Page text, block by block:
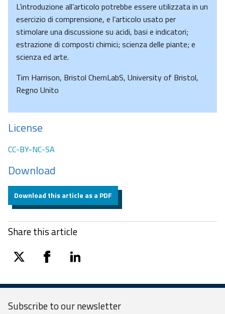
L’introduzione all’articolo potrebbe essere utilizzata in un
esercizio di comprensione, e l’articolo usato per
stimolare una discussione su acidi, basi e indicatori;
estrazione di composti chimici; scienza delle piante; e
scienza ed arte.
Tim Harrison, Bristol ChemLabS, University of Bristol,
Regno Unito
License
CC-BY-NC-SA
Download
Download this article as a PDF
Share this article
twitter facebooklinkedin
Subscribe to ournewsletter